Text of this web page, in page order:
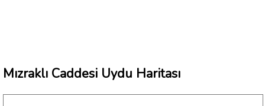
Mızraklı Caddesi Uydu Haritası